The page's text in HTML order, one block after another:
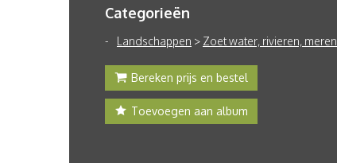
Categorieën
Landschappen > Zoet water, rivieren, meren
Bereken prijs en bestel
Toevoegen aan album